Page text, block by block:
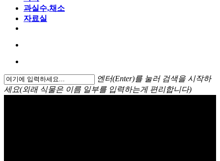
과실수,채소
자료실
엔터(Enter)를 눌러 검색을 시작하
세요(외래 식물은 이름 일부를 입력하는게 편리합니다)